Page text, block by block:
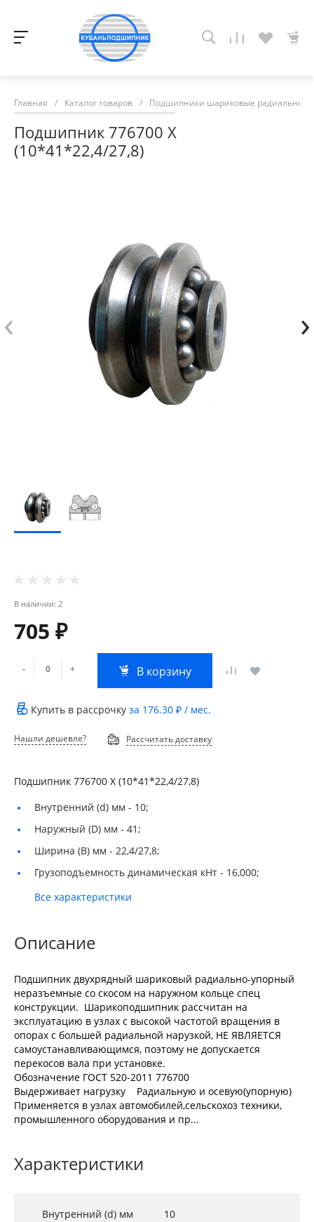
Главная / Каталог товаров / Подшипники шариковые радиально-
Подшипник 776700 Х
(10*41*22,4/27,8)
‹ ›
В наличии: 2
705 ₽
- + В корзину
Купить в рассрочку за 176.30 ₽ / мес.
Нашли дешевле? Рассчитать доставку
Подшипник 776700 Х (10*41*22,4/27,8)
Внутренний (d) мм - 10;
Наружный (D) мм - 41;
Ширина (B) мм - 22,4/27,8;
Грузоподъемность динамическая кНт - 16,000;
Все характеристики
Описание
Подшипник двухрядный шариковый радиально-упорный
неразъемные со скосом на наружном кольце спец
конструкции. Шарикоподшипник рассчитан на
эксплуатацию в узлах с высокой частотой вращения в
опорах с большей радиальной нарузкой, НЕ ЯВЛЯЕТСЯ
самоустанавливающимся, поэтому не допускается
перекосов вала при установке.
Обозначение ГОСТ 520-2011 776700
Выдерживает нагрузку Радиальную и осевую(упорную)
Применяется в узлах автомобилей,сельскохоз техники,
промышленного оборудования и пр...
Характеристики
Внутренний (d) мм 10